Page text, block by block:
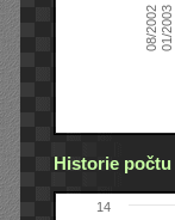
08/200201/2003
Historie
14